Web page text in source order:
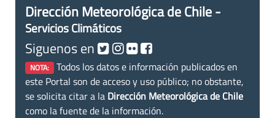
Dirección Meteorológica de Chile -
Servicios Climáticos
Siguenos en
NOTA: Todos los datos e información publicados en
este Portal son de acceso y uso público; no obstante,
se solicita citar a la Dirección Meteorológica de Chile
como la fuente de la información.